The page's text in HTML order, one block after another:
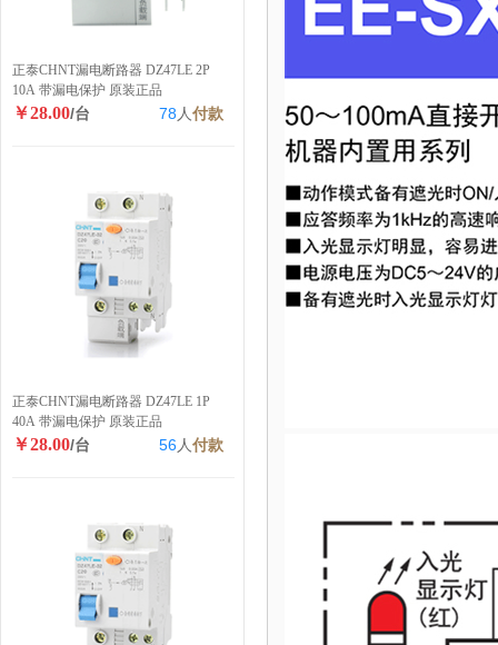
正泰CHNT漏电断路器 DZ47LE 2P
10A 带漏电保护 原装正品
￥28.00/台 78 人付款
正泰CHNT漏电断路器 DZ47LE 1P
40A 带漏电保护 原装正品
￥28.00/台 56人付款